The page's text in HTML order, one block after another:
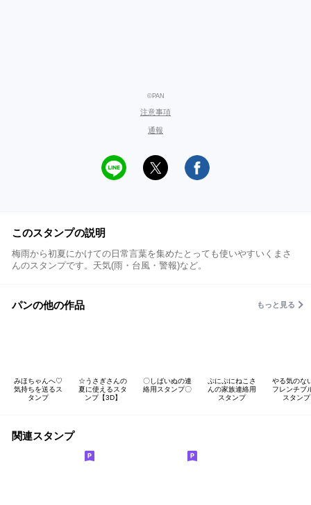
©PAN
注意事項
通報
このスタンプの説明
梅雨から初夏にかけての日常言葉を集めたとっても使いやすいくまさ
んのスタンプです。天気(雨・台風・警報)など。
パンの他の作品 もっと見る
みほちゃんへ♡
気持ちを送るス
タンプ
☆うさぎさんの
夏に使えるスタ
ンプ【3D】
〇しばいぬの連
絡用スタンプ〇
ぷにぷにねこさ
んの家族連絡用
スタンプ
やる気のな
フレンチブ
スタンプ
関連スタンプ